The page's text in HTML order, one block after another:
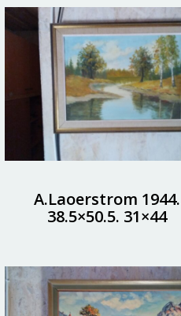
A.Laoerstrom 1944.
38.5×50.5. 31×44